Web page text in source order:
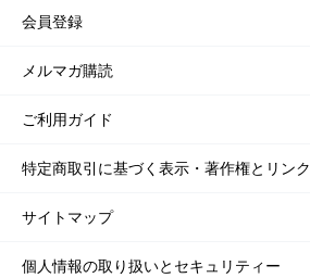
会員登録
メルマガ購読
ご利用ガイド
特定商取引に基づく表示・著作権とリンク
サイトマップ
個人情報の取り扱いとセキュリティー